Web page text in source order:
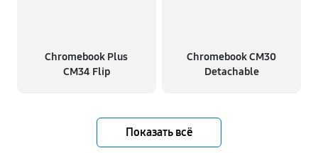
Chromebook Plus
CM34 Flip
Chromebook CM30
Detachable
Показать всё